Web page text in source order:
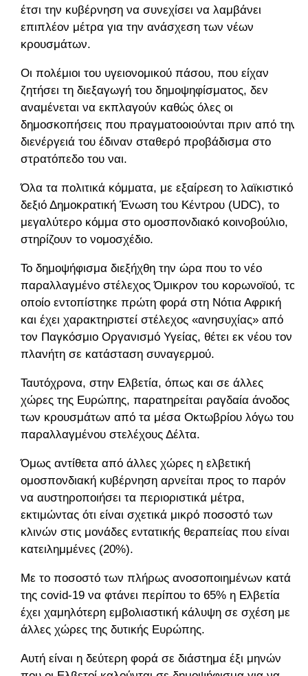
έτσι την κυβέρνηση να συνεχίσει να λαμβάνει
επιπλέον μέτρα για την ανάσχεση των νέων
κρουσμάτων.
Οι πολέμιοι του υγειονομικού πάσου, που είχαν
ζητήσει τη διεξαγωγή του δημοψηφίσματος, δεν
αναμένεται να εκπλαγούν καθώς όλες οι
δημοσκοπήσεις που πραγματοοιούνται πριν από την
διενέργειά του έδιναν σταθερό προβάδισμα στο
στρατόπεδο του ναι.
Όλα τα πολιτικά κόμματα, με εξαίρεση το λαϊκιστικό
δεξιό Δημοκρατική Ένωση του Κέντρου (UDC), το
μεγαλύτερο κόμμα στο ομοσπονδιακό κοινοβούλιο,
στηρίζουν το νομοσχέδιο.
Το δημοψήφισμα διεξήχθη την ώρα που το νέο
παραλλαγμένο στέλεχος Όμικρον του κορωνοϊού, το
οποίο εντοπίστηκε πρώτη φορά στη Νότια Αφρική
και έχει χαρακτηριστεί στέλεχος «ανησυχίας» από
τον Παγκόσμιο Οργανισμό Υγείας, θέτει εκ νέου τον
πλανήτη σε κατάσταση συναγερμού.
Ταυτόχρονα, στην Ελβετία, όπως και σε άλλες
χώρες της Ευρώπης, παρατηρείται ραγδαία άνοδος
των κρουσμάτων από τα μέσα Οκτωβρίου λόγω του
παραλλαγμένου στελέχους Δέλτα.
Όμως αντίθετα από άλλες χώρες η ελβετική
ομοσπονδιακή κυβέρνηση αρνείται προς το παρόν
να αυστηροποιήσει τα περιοριστικά μέτρα,
εκτιμώντας ότι είναι σχετικά μικρό ποσοστό των
κλινών στις μονάδες εντατικής θεραπείας που είναι
κατειλημμένες (20%).
Με το ποσοστό των πλήρως ανοσοποιημένων κατά
της covid-19 να φτάνει περίπου το 65% η Ελβετία
έχει χαμηλότερη εμβολιαστική κάλυψη σε σχέση με
άλλες χώρες της δυτικής Ευρώπης.
Αυτή είναι η δεύτερη φορά σε διάστημα έξι μηνών